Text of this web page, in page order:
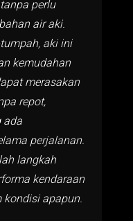
perlu
air aki.
aki ini
kemudahan
merasakan
repot,
ada
perjalanan.
langkah
kendaraan
apapun.